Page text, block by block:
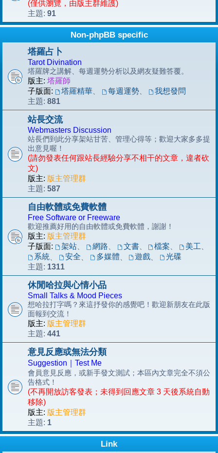
(僅供瀏覽，由版主群維護)
主題: 91
Non-phpBB specific
塔羅占卜
Tarot Divination
塔羅牌之講解、每週運勢分析以及網友疑難答覆。
版主: 塔羅師
子版面:
塔羅精華、 每週運勢、
我想發問
主題: 881
站長交流
Webmasters Discussion
站長們到此分享架站甘苦、管理心得等；歡迎大家多多提
出意見喔！
(請勿發表任何跟站長經驗分享不相干的文章，違者砍
文)
版主: 版主管理群
主題: 587
自由軟體或免費軟體
Free Software or Freeware
歡迎推薦好用的自由軟體或免費軟體，謝謝！
版主: 版主管理群
子版面:
架站、 網路 文書、 檔案 美工
系統、 安全 多媒體 遊戲
光碟
主題: 1311
休閒哈拉與心情小品
Small Talks & Mood Pieces
想哈拉打字嗎？來這抒發你的感覺吧！歡迎新朋友在此版
面報到交流！
版主: 版主管理群
主題: 441
意見反應或無法分類
Suggestion｜Test Me
會員意見反應，或新手發文測試；本區內文章完全不須公
告格式！
(不再開放訪客發表；未得到回應文章 3 天後系統自動
移除)
版主: 版主管理群
主題: 1
Link